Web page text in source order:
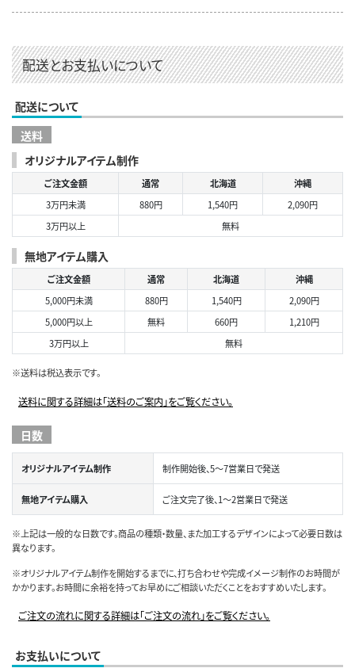
配送とお支払いについて
配送について
送料
オリジナルアイテム制作
ご注文金額 通常 北海道
沖縄
3万円未満
880円 1,540円
2,090円
3万円以上
無料
無地アイテム購入
ご注文金額 通常 北海道
沖縄
5,000円未満
880円 1,540円
2,090円
5,000円以上
無料 660円
1,210円
3万円以上
無料
※送料は税込表示です。
送料に関する詳細は「送料のご案内」をご覧ください。
日数
オリジナルアイテム制作 制作開始後、5～7営業日で発送
無地アイテム購入 ご注文完了後、1～2営業日で発送
※上記は一般的な日数です。商品の種類・数量、また加工するデザインによって必要日数は
異なります。
※オリジナルアイテム制作を開始するまでに、打ち合わせや完成イメージ制作のお時間が
かかります。お時間に余裕を持ってお早めにご相談いただくことをおすすめいたします。
ご注文の流れに関する詳細は「ご注文の流れ」をご覧ください。
お支払いについて